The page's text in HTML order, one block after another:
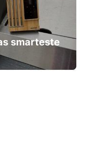
smarteste